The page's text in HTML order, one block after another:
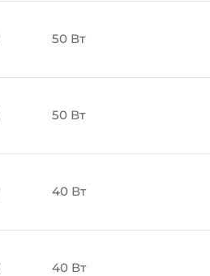
50 Вт
50 Вт
40 Вт
40 Вт